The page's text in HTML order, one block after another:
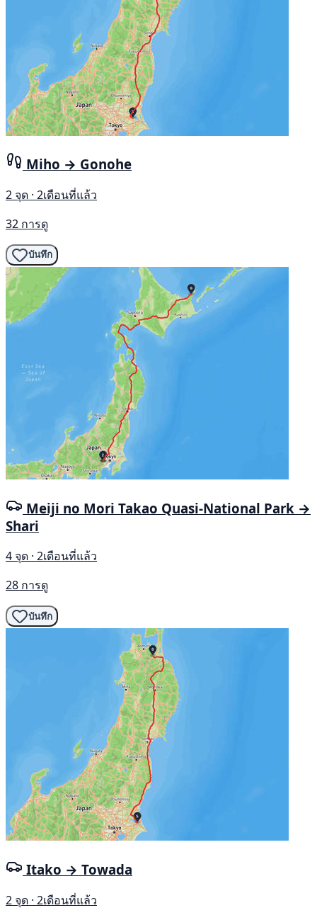
Miho → Gonohe
2 จุด · 2เดือนที่แล้ว
32 การดู
บันทึก
Meiji no Mori Takao Quasi-National Park →
Shari
4 จุด · 2เดือนที่แล้ว
28 การดู
บันทึก
Itako → Towada
2 จุด · 2เดือนที่แล้ว